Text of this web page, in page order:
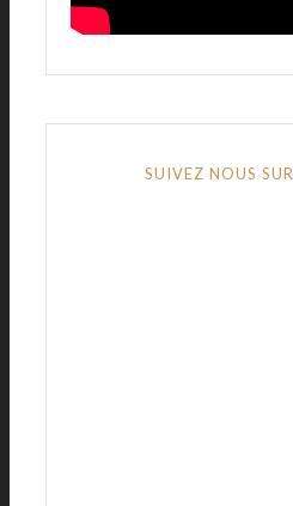
SUIVEZ NOUS